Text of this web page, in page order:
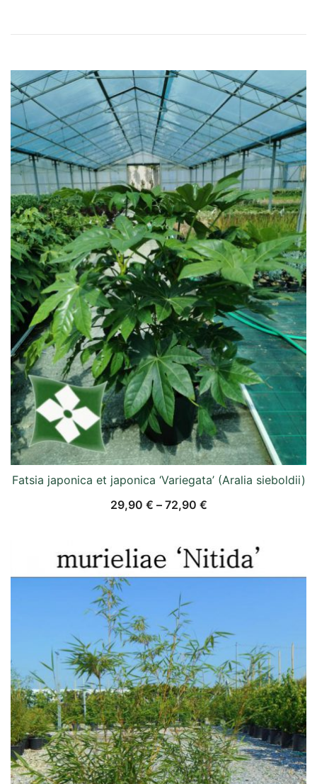
Fatsia japonica et japonica ‘Variegata’ (Aralia sieboldii)
29,90 € – 72,90 €